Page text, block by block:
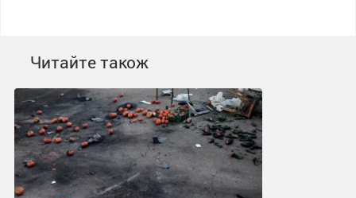
Читайте також